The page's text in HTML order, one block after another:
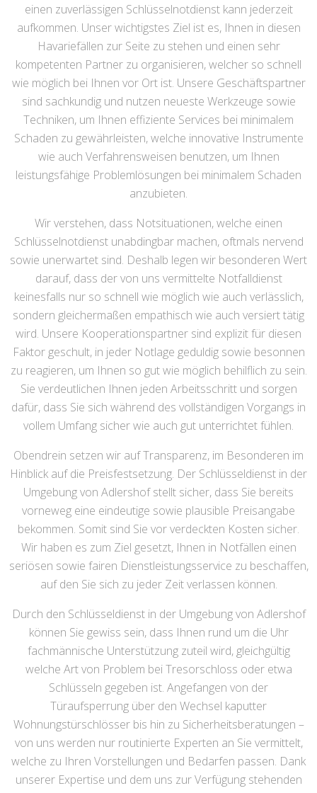
verspricht Ihnen rund um die Uhr, an 365 Tagen im Jahr,
sehr schnelle sowie fachmännische Unterstützung bei allen
Versionen von Haustürschloss- und Problemen mit
Schlüsseln. Ganz egal, ob es spät in der Nacht, an
Wochenenden oder auch Feiertagen ist: die Prämisse für
einen zuverlässigen Schlüsselnotdienst kann jederzeit
aufkommen. Unser wichtigstes Ziel ist es, Ihnen in diesen
Havariefällen zur Seite zu stehen und einen sehr
kompetenten Partner zu organisieren, welcher so schnell
wie möglich bei Ihnen vor Ort ist. Unsere Geschäftspartner
sind sachkundig und nutzen neueste Werkzeuge sowie
Schaden zu gewährleisten, welche innovative Instrumente
wie auch Verfahrensweisen benutzen, um Ihnen
leistungsfähige Problemlösungen bei minimalem Schaden
anzubieten.
Wir verstehen, dass Notsituationen, welche einen
Schlüsselnotdienst unabdingbar machen, oftmals nervend
sowie unerwartet sind. Deshalb legen wir besonderen Wert
darauf, dass der von uns vermittelte Notfalldienst
keinesfalls nur so schnell wie möglich wie auch verlässlich,
sondern gleichermaßen empathisch wie auch versiert tätig
wird. Unsere Kooperationspartner sind explizit für diesen
zu reagieren, um Ihnen so gut wie möglich behilflich zu sein.
Sie verdeutlichen Ihnen jeden Arbeitsschritt und sorgen
dafür, dass Sie sich während des vollständigen Vorgangs in
vollem Umfang sicher wie auch gut unterrichtet fühlen.
Obendrein setzen wir auf Transparenz, im Besonderen im
Hinblick auf die Preisfestsetzung. Der Schlüsseldienst in der
Umgebung von Adlershof stellt sicher, dass Sie bereits
bekommen. Somit sind Sie vor verdeckten Kosten sicher.
Wir haben es zum Ziel gesetzt, Ihnen in Notfällen einen
seriösen sowie fairen Dienstleistungsservice zu beschaffen,
auf den Sie sich zu jeder Zeit verlassen können.
Durch den Schlüsseldienst in der Umgebung von Adlershof
können Sie gewiss sein, dass Ihnen rund um die Uhr
fachmännische Unterstützung zuteil wird, gleichgültig
welche Art von Problem bei Tresorschloss oder etwa
Schlüsseln gegeben ist. Angefangen von der